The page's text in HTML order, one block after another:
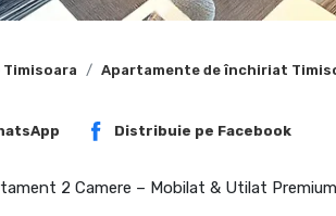
Apartamente de închiriat
Distribuie pe Facebook
2 Camere – Mobilat & Utilat